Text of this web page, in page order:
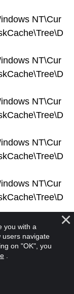
NT\Cur
NT\Cur
NT\Cur
NT\Cur
NT\Cur
NT\Cur
NT\Cur
you with a
users navigate
on "OK", you